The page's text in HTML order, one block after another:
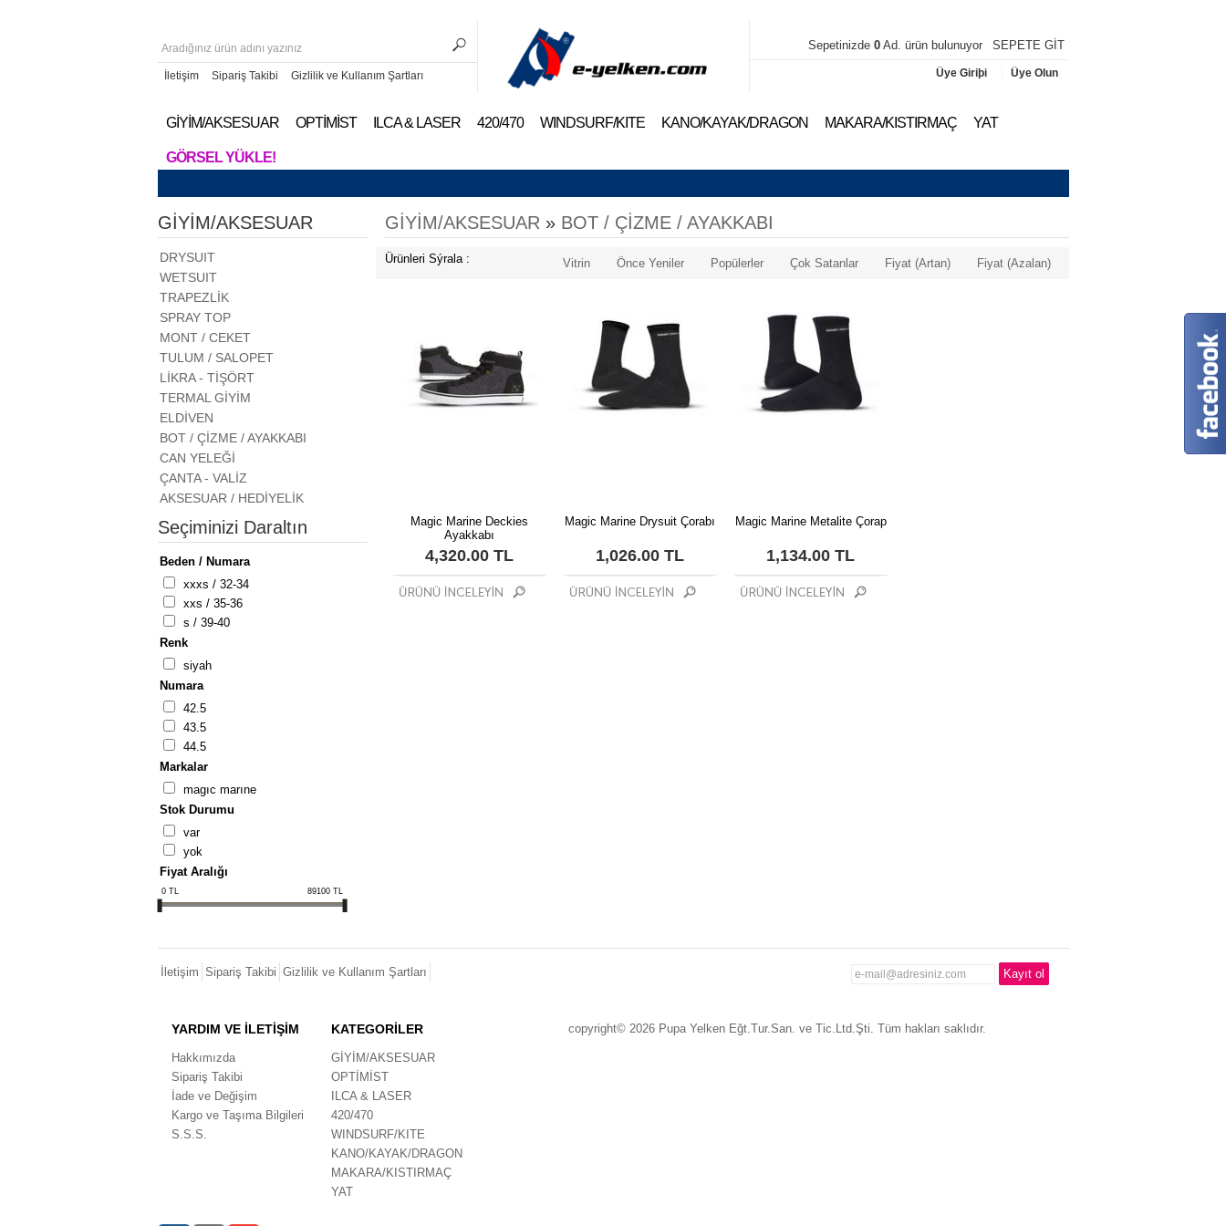
İletişim Sipariş Takibi Gizlilik ve Kullanım Şartları
Sepetinizde 0Ad. ürün bulunuyor SEPETE GİT
Üye Giriþi Üye Olun
GİYİM/AKSESUAR OPTİMİST ILCA & LASER 420/470 WINDSURF/KITE KANO/KAYAK/DRAGON MAKARA/KISTIRMAÇ YAT
GÖRSEL YÜKLE!
GİYİM/AKSESUAR
DRYSUIT
WETSUIT
TRAPEZLİK
SPRAY TOP
MONT / CEKET
TULUM / SALOPET
LİKRA - TİŞÖRT
TERMAL GİYİM
ELDİVEN
BOT / ÇİZME / AYAKKABI
CAN YELEĞİ
ÇANTA - VALİZ
AKSESUAR / HEDİYELİK
Seçiminizi Daraltın
Beden / Numara
xxxs / 32-34
xxs / 35-36
s / 39-40
Renk
si̇yah
Numara
42.5
43.5
44.5
Markalar
magic marine
Stok Durumu
var
yok
Fiyat Aralığı
0TL 89100TL
GİYİM/AKSESUAR » BOT / ÇİZME / AYAKKABI
Ürünleri Sýrala : Vitrin Önce Yeniler Popülerler Çok Satanlar Fiyat (Artan) Fiyat (Azalan)
Magic Marine Deckies
Ayakkabı
4,320.00 TL
Magic Marine Drysuit Çorabı
1,026.00 TL
Magic Marine Metalite Çorap
1,134.00 TL
İletişim Sipariş Takibi Gizlilik ve Kullanım Şartları
YARDIM VE İLETİŞİM
Hakkımızda
Sipariş Takibi
İade ve Değişim
Kargo ve Taşıma Bilgileri
S.S.S.
KATEGORİLER
GİYİM/AKSESUAR
OPTİMİST
ILCA & LASER
420/470
WINDSURF/KITE
KANO/KAYAK/DRAGON
MAKARA/KISTIRMAÇ
YAT
copyright© 2026 Pupa Yelken Eğt.Tur.San. ve Tic.Ltd.Şti. Tüm hakları saklıdır.